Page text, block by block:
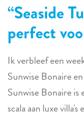
Seaside
perfect
Ik verbleef een
Sunwise Bonaire
Sunwise Bonaire is
scala aan luxe